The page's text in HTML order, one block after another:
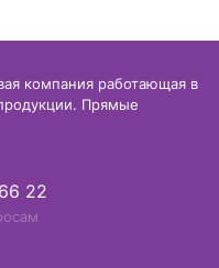
компания работающая в
Прямые
22